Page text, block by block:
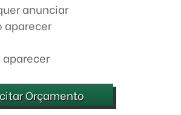
anunciar
aparecer
aparecer
Orçamento